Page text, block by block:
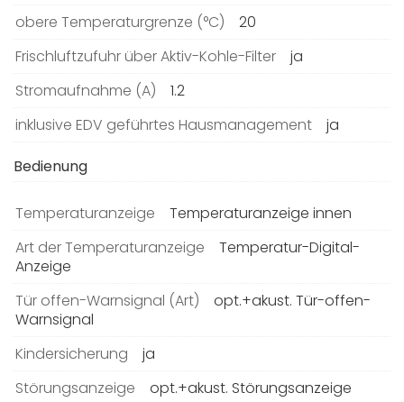
obere Temperaturgrenze (°C)
20
Frischluftzufuhr über Aktiv-Kohle-Filter
ja
Stromaufnahme (A)
1.2
inklusive EDV geführtes Hausmanagement
ja
Bedienung
Temperaturanzeige
Temperaturanzeige innen
Art der Temperaturanzeige
Temperatur-Digital-
Anzeige
Tür offen-Warnsignal (Art)
opt.+akust. Tür-offen-
Warnsignal
Kindersicherung
ja
Störungsanzeige
opt.+akust. Störungsanzeige